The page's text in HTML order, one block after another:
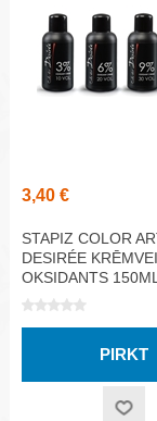
3,40 €
STAPIZ COLOR
DESIRÉE
OKSIDANTS 150ML